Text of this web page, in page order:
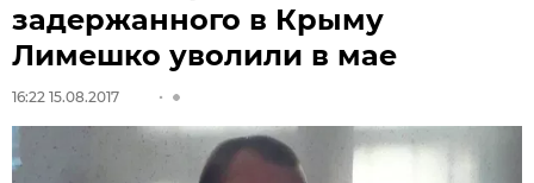
задержанного в Крыму
Лимешко уволили в мае
16:22 15.08.2017